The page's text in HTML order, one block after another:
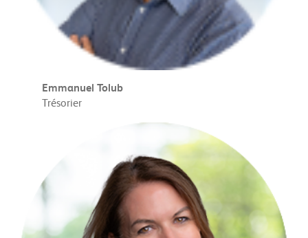
Emmanuel Tolub
Trésorier